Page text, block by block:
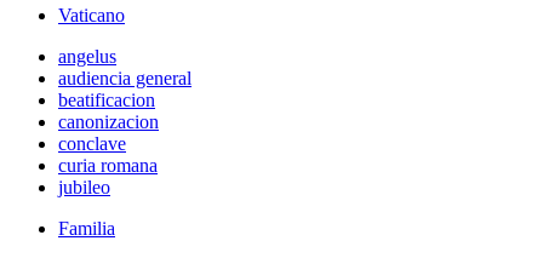
Vaticano
angelus
audiencia general
beatificacion
canonizacion
conclave
curia romana
jubileo
Familia